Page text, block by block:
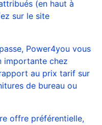
(en haut à
sur le site
Power4you vous
importante chez
au prix tarif sur
de bureau ou
offre préférentielle,